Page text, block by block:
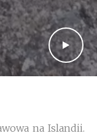
na Islandii.